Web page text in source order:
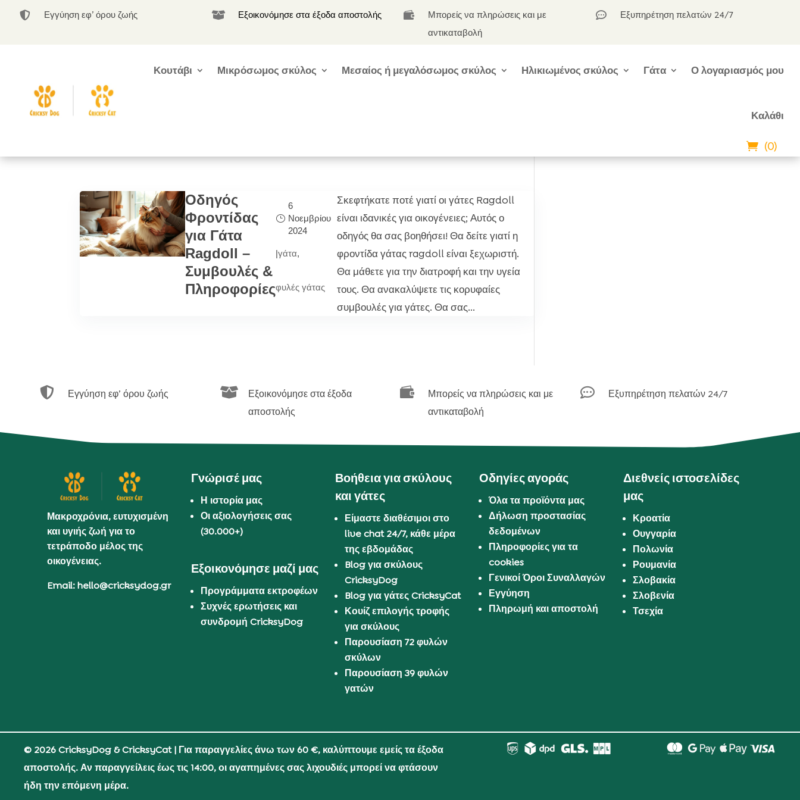
 Εγγύηση εφ’ όρου ζωής  Εξοικονόμησε στα έξοδα αποστολής 
Μπορείς να πληρώσεις και με
αντικαταβολή
 Εξυπηρέτηση πελατών 24/7
Κουτάβι Μικρόσωμος σκύλος Μεσαίος ή μεγαλόσωμος σκύλος Ηλικιωμένος σκύλος Γάτα Ο λογαριασμός μου
Καλάθι
(0)
Οδηγός
Φροντίδας
για Γάτα
Ragdoll –
Συμβουλές &
Πληροφορίες
6
Νοεμβρίου
2024
|γάτα,
φυλές γάτας
Σκεφτήκατε ποτέ γιατί οι γάτες Ragdoll
είναι ιδανικές για οικογένειες; Αυτός ο
οδηγός θα σας βοηθήσει! Θα δείτε γιατί η
φροντίδα γάτας ragdoll είναι ξεχωριστή.
Θα μάθετε για την διατροφή και την υγεία
τους. Θα ανακαλύψετε τις κορυφαίες
συμβουλές για γάτες. Θα σας...
 Εγγύηση εφ’ όρου ζωής 
Εξοικονόμησε στα έξοδα
αποστολής

Μπορείς να πληρώσεις και με
αντικαταβολή
 Εξυπηρέτηση πελατών 24/7
Μακροχρόνια, ευτυχισμένη
και υγιής ζωή για το
τετράποδο μέλος της
οικογένειας.
Email: hello@cricksydog.gr
Γνώρισέ μας
Η ιστορία μας
Οι αξιολογήσεις σας
(30.000+)
Εξοικονόμησε μαζί μας
Προγράμματα εκτροφέων
Συχνές ερωτήσεις και
συνδρομή CricksyDog
Βοήθεια για σκύλους
και γάτες
Είμαστε διαθέσιμοι στο
live chat 24/7, κάθε μέρα
της εβδομάδας
Blog για σκύλους
CricksyDog
Blog για γάτες CricksyCat
Κουίζ επιλογής τροφής
για σκύλους
Παρουσίαση 72 φυλών
σκύλων
Παρουσίαση 39 φυλών
γατών
Οδηγίες αγοράς
Όλα τα προϊόντα μας
Δήλωση προστασίας
δεδομένων
Πληροφορίες για τα
cookies
Γενικοί Όροι Συναλλαγών
Εγγύηση
Πληρωμή και αποστολή
Διεθνείς ιστοσελίδες
μας
Κροατία
Ουγγαρία
Πολωνία
Ρουμανία
Σλοβακία
Σλοβενία
Τσεχία
© 2026 CricksyDog & CricksyCat| Για παραγγελίες άνω των 60 €, καλύπτουμε εμείς τα έξοδα
αποστολής. Αν παραγγείλεις έως τις 14:00, οι αγαπημένες σας λιχουδιές μπορεί να φτάσουν
ήδη την επόμενη μέρα.